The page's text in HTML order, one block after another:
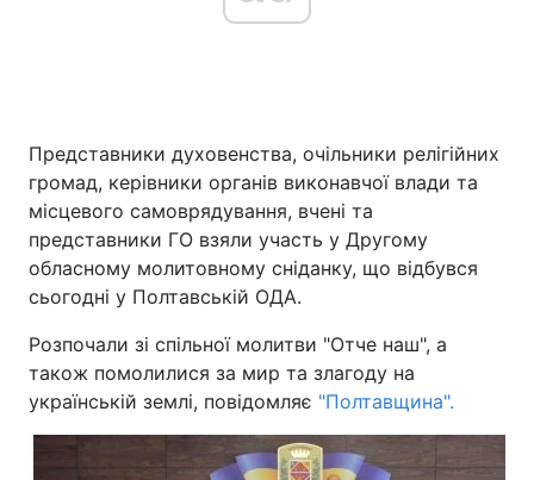
Представники духовенства, очільники релігійних
громад, керівники органів виконавчої влади та
місцевого самоврядування, вчені та
представники ГО взяли участь у Другому
обласному молитовному сніданку, що відбувся
сьогодні у Полтавській ОДА.
Розпочали зі спільної молитви "Отче наш", а
також помолилися за мир та злагоду на
українській землі, повідомляє "Полтавщина".